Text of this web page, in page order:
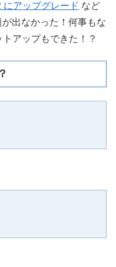
にアップグレード など
出なかった！何事もな
アップもできた！？